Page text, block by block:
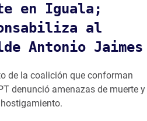
en Iguala;
al
Antonio Jaimes
de la coalición que conforman
denunció amenazas de muerte y